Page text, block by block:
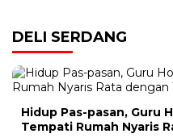
DELI SERDANG
Hidup Pas-pasan, Guru
Tempati Rumah Nyaris